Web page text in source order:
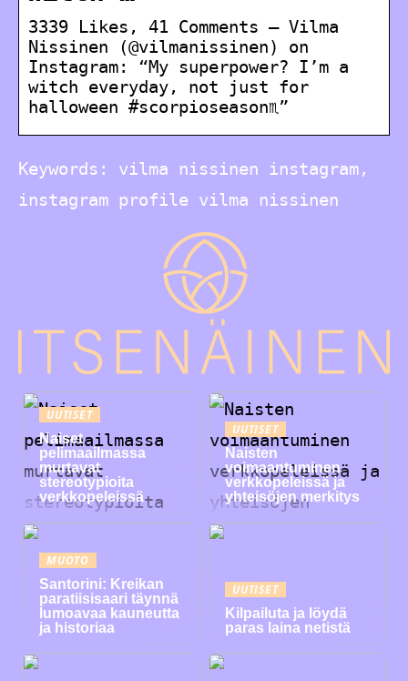
3339 Likes, 41 Comments – Vilma
Nissinen (@vilmanissinen) on
Instagram: “My superpower? I’m a
witch everyday, not just for
halloween #scorpioseason♏️”
Keywords: vilma nissinen instagram,
instagram profile vilma nissinen
UUTISET
Naiset
pelimaailmassa
murtavat
stereotypioita
verkkopeleissä
UUTISET
Naisten
voimaantuminen
verkkopeleissä ja
yhteisöjen merkitys
MUOTO
Santorini: Kreikan
paratiisisaari täynnä
lumoavaa kauneutta
ja historiaa
UUTISET
Kilpailuta ja löydä
paras laina netistä